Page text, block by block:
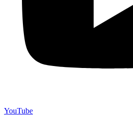
YouTube